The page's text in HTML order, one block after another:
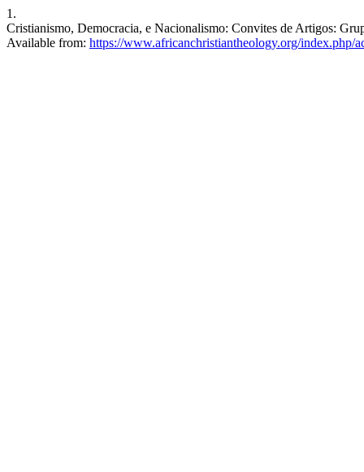
1.
Cristianismo, Democracia, e Nacionalismo: Convites de Artigos:
Available from: https://www.africanchristiantheology.org/index.php/